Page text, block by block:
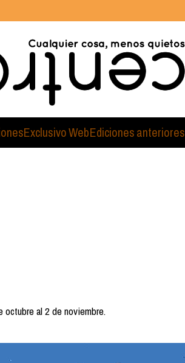
Exclusivo WebEdiciones anteriores
al 2 de noviembre.